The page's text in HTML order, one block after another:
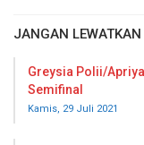
JANGAN LEWATKAN
Greysia Polii/
Semifinal
Kamis, 29 Juli 2021